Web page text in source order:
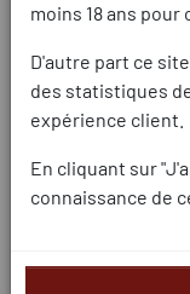
moins 18 ans pour
D'autre part ce
des statistiques
expérience client.
En cliquant sur
connaissance de